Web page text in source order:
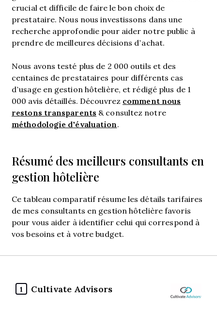
crucial et difficile de faire le bon choix de
prestataire. Nous nous investissons dans une
recherche approfondie pour aider notre public à
prendre de meilleures décisions d’achat.
Nous avons testé plus de 2 000 outils et des
centaines de prestataires pour différents cas
d’usage en gestion hôtelière, et rédigé plus de 1
000 avis détaillés. Découvrez comment nous
restons transparents & consultez notre
méthodologie d’évaluation.
Résumé des meilleurs consultants en
gestion hôtelière
Ce tableau comparatif résume les détails tarifaires
de mes consultants en gestion hôtelière favoris
pour vous aider à identifier celui qui correspond à
vos besoins et à votre budget.
1 Cultivate Advisors